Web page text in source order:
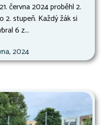
června 2024 proběhl 2.
2. stupeň. Každý žák si
6 z...
2024